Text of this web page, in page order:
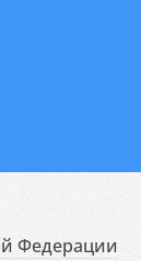
Федерации